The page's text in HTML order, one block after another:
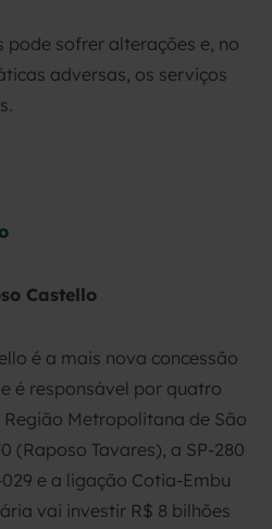
sofrer alterações e, no
adversas, os serviços
Castello
é a mais nova concessão
é responsável por quatro
Metropolitana de São
(Raposo Tavares), a SP-280
e a ligação Cotia-Embu
vai investir R$ 8 bilhões